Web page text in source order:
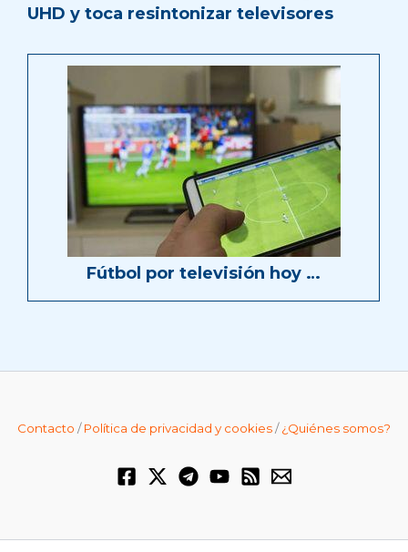
UHD y toca resintonizar televisores
Fútbol por televisión hoy …
Contacto /Política de privacidad y cookies/¿Quiénes somos?